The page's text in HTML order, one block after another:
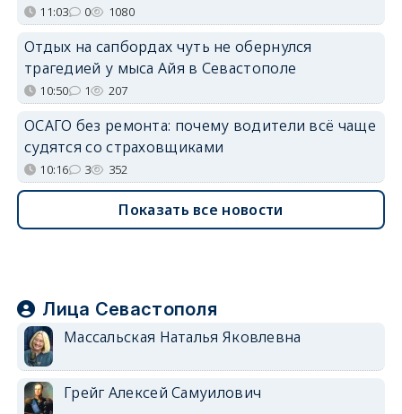
11:03 0 1080
Отдых на сапбордах чуть не обернулся
трагедией у мыса Айя в Севастополе
10:50 1 207
ОСАГО без ремонта: почему водители всё чаще
судятся со страховщиками
10:16 3 352
Показать все новости
Лица Севастополя
Массальская Наталья Яковлевна
Грейг Алексей Самуилович